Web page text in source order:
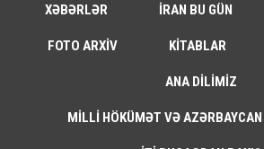
XƏBƏRLƏR İRAN BU GÜN
FOTO ARXIV KITABLAR
ANA DILIMIZ
MILLI HÖKÜMƏT VƏ